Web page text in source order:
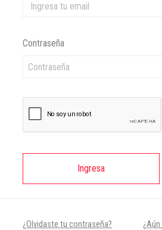
Contraseña
Ingresa
¿Olvidaste tu contraseña?